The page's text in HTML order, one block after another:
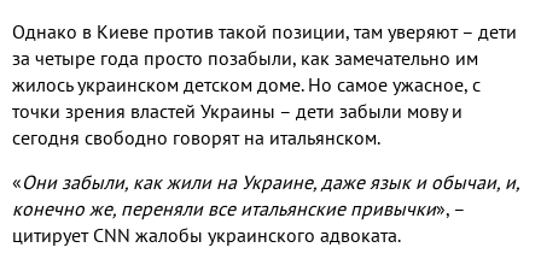
Однако в Киеве против такой позиции, там уверяют – дети
за четыре года просто позабыли, как замечательно им
жилось украинском детском доме. Но самое ужасное, с
точки зрения властей Украины – дети забыли мову и
сегодня свободно говорят на итальянском.
«Они забыли, как жили на Украине, даже язык и обычаи, и,
конечно же, переняли все итальянские привычки», –
цитирует CNN жалобы украинского адвоката.